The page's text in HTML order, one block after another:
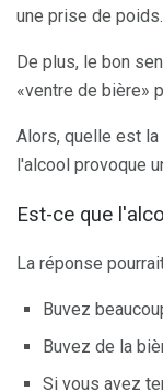
une prise de poids.
De plus, le bon
«ventre de bière»
Alors, quelle est
l'alcool provoque
Est-ce que
La réponse
Buvez
Buvez de la
Si vous avez